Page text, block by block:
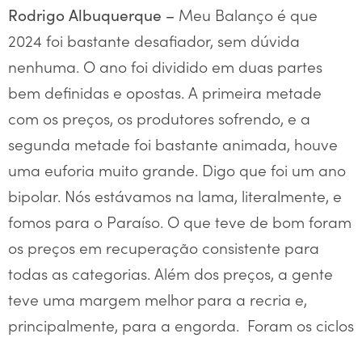
Rodrigo Albuquerque – Meu Balanço é que
2024 foi bastante desafiador, sem dúvida
nenhuma. O ano foi dividido em duas partes
bem definidas e opostas. A primeira metade
com os preços, os produtores sofrendo, e a
segunda metade foi bastante animada, houve
uma euforia muito grande. Digo que foi um ano
bipolar. Nós estávamos na lama, literalmente, e
fomos para o Paraíso. O que teve de bom foram
os preços em recuperação consistente para
todas as categorias. Além dos preços, a gente
teve uma margem melhor para a recria e,
principalmente, para a engorda. Foram os ciclos